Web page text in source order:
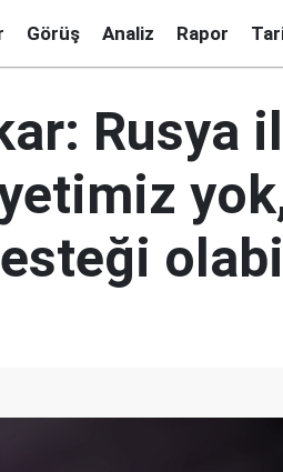
Görüş Analiz Rapor
Rusya